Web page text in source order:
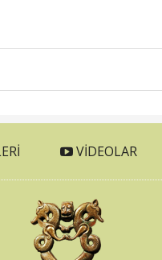
VIDEOLAR